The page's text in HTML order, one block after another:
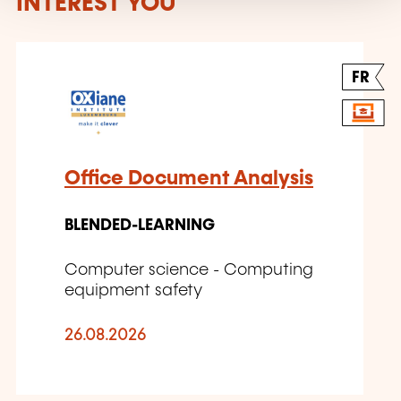
FR
Office Document Analysis
BLENDED-LEARNING
Computer science - Computing
equipment safety
26.08.2026